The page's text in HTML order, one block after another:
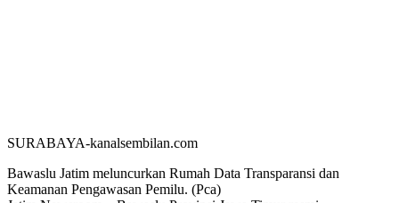
SURABAYA-kanalsembilan.com
Bawaslu Jatim meluncurkan Rumah Data Transparansi dan
Keamanan Pengawasan Pemilu. (Pca)